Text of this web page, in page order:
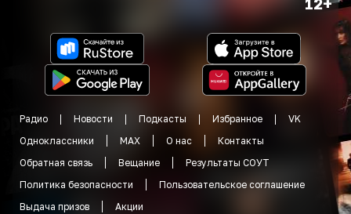
Радио Новости Подкасты Избранное
VK
Одноклассники
MAX О нас
Контакты
Обратная связь
Вещание
Результаты СОУТ
Политика безопасности
Пользовательское соглашение
Выдача призов
Акции